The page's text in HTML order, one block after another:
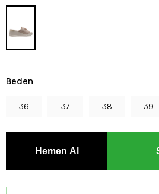
Beden
36 37 38 39